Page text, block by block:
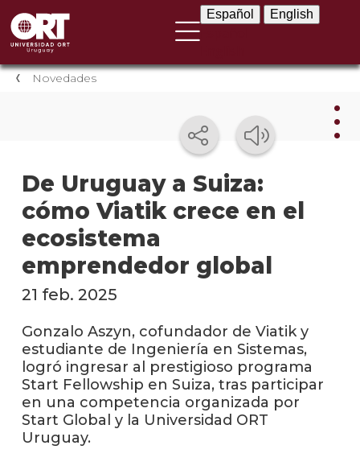
Español English
Novedades
De Uruguay a Suiza:
cómo Viatik crece en el
ecosistema
emprendedor global
21 feb. 2025
Gonzalo Aszyn, cofundador de Viatik y
estudiante de Ingeniería en Sistemas,
logró ingresar al prestigioso programa
Start Fellowship en Suiza, tras participar
en una competencia organizada por
Start Global y la Universidad ORT
Uruguay.